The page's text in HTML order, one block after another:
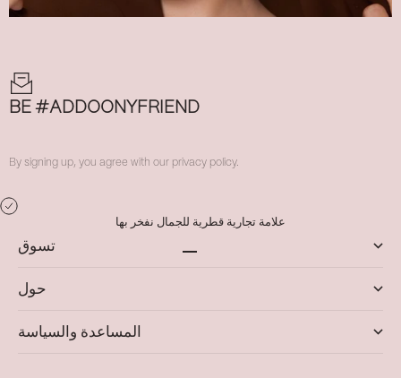
BE #ADDOONYFRIEND
By signing up, you agree with our privacy policy.
علامة تجارية قطرية للجمال نفخر بها
تسوق
حول
المساعدة والسياسة